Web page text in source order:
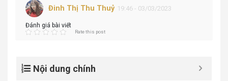
Đinh Thị Thu Thuỷ 19:46 - 03/03/2023
Đánh giá bài viết
Rate this post
Nội dung chính